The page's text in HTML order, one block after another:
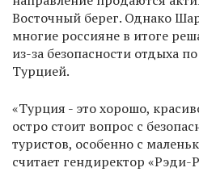
Восточный берег. Однако
многие россияне в итоге
из-за безопасности отдыха
Турцией.
«Турция - это хорошо,
остро стоит вопрос с
туристов, особенно с
считает гендиректор «Рэди-